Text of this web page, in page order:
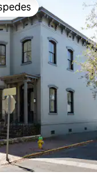
preferido